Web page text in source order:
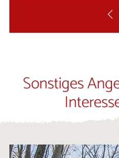
Sonstiges